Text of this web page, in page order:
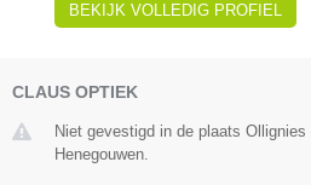
BEKIJK VOLLEDIG PROFIEL
CLAUS OPTIEK
Niet gevestigd in de plaats
Henegouwen.